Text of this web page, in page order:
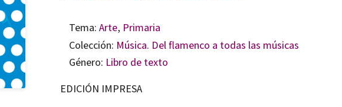
Tema: Arte, Primaria
Colección: Música. Del flamenco a todas las músicas
Género: Libro de texto
EDICIÓN IMPRESA